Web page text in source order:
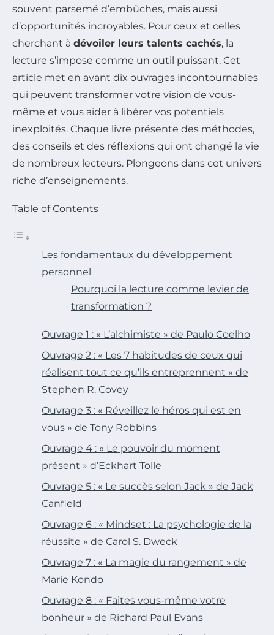
souvent parsemé d’embûches, mais aussi
d’opportunités incroyables. Pour ceux et celles
cherchant à dévoiler leurs talents cachés, la
lecture s’impose comme un outil puissant. Cet
article met en avant dix ouvrages incontournables
qui peuvent transformer votre vision de vous-
même et vous aider à libérer vos potentiels
inexploités. Chaque livre présente des méthodes,
des conseils et des réflexions qui ont changé la vie
de nombreux lecteurs. Plongeons dans cet univers
riche d’enseignements.
Table of Contents
Les fondamentaux du développement
personnel
Pourquoi la lecture comme levier de
transformation ?
Ouvrage 1 : « L’alchimiste » de Paulo Coelho
Ouvrage 2 : « Les 7 habitudes de ceux qui
réalisent tout ce qu’ils entreprennent » de
Stephen R. Covey
Ouvrage 3 : « Réveillez le héros qui est en
vous » de Tony Robbins
Ouvrage 4 : « Le pouvoir du moment
présent » d’Eckhart Tolle
Ouvrage 5 : « Le succès selon Jack » de Jack
Canfield
Ouvrage 6 : « Mindset : La psychologie de la
réussite » de Carol S. Dweck
Ouvrage 7 : « La magie du rangement » de
Marie Kondo
Ouvrage 8 : « Faites vous-même votre
bonheur » de Richard Paul Evans